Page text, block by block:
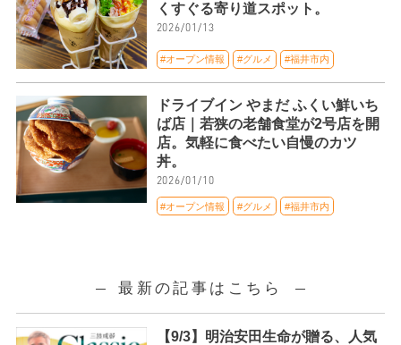
くすぐる寄り道スポット。
2026/01/13
#オープン情報 #グルメ #福井市内
ドライブイン やまだ ふくい鮮いち
ば店｜若狭の老舗食堂が2号店を開
店。気軽に食べたい自慢のカツ
丼。
2026/01/10
#オープン情報 #グルメ #福井市内
最新の記事はこちら
【9/3】明治安田生命が贈る、人気